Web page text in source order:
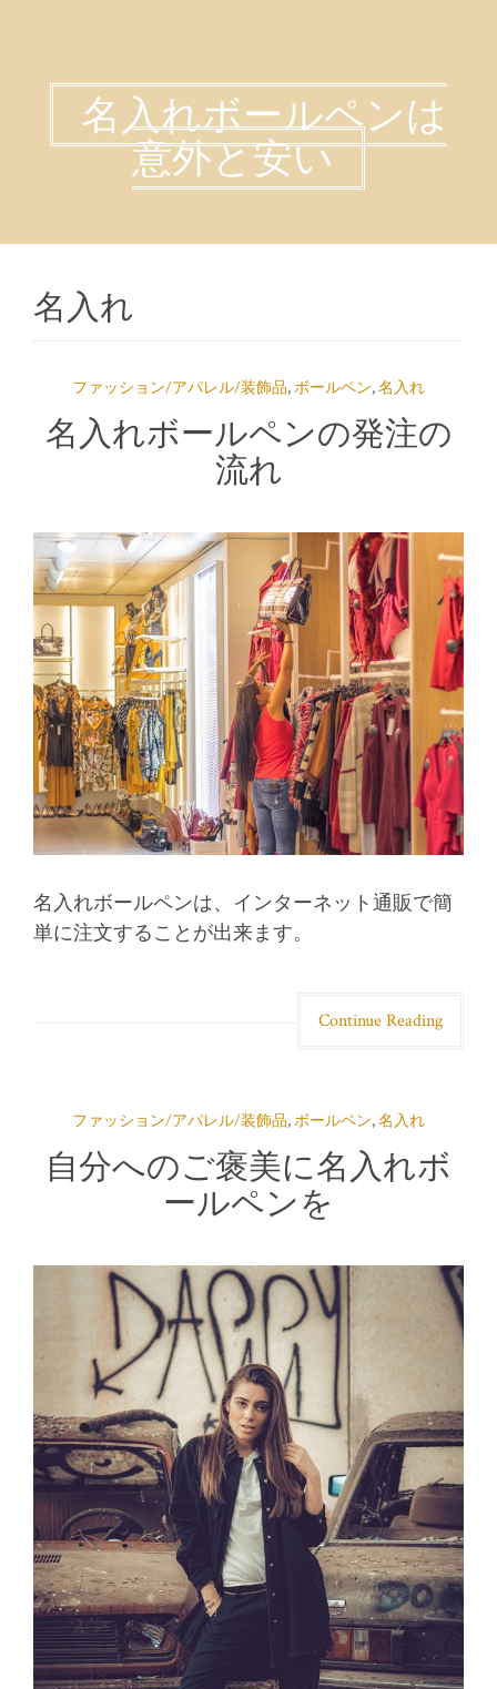
名入れボールペンは
意外と安い
名入れ
ファッション/アパレル/装飾品,ボールペン,名入れ
名入れボールペンの発注の
流れ
名入れボールペンは、インターネット通販で簡
単に注文することが出来ます。
Continue Reading
ファッション/アパレル/装飾品,ボールペン,名入れ
自分へのご褒美に名入れボ
ールペンを